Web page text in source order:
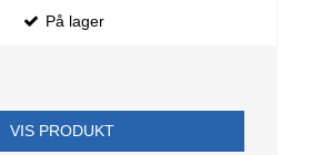
På lager
VIS PRODUKT